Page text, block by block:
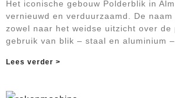
Het iconische gebouw Polderblik in
vernieuwd en verduurzaamd. De
zowel naar het weidse uitzicht over
gebruik van blik – staal en aluminium
Lees verder >